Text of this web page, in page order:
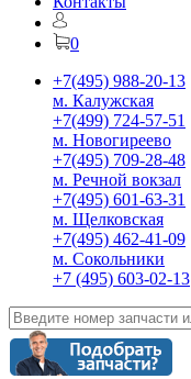
0
+7(495) 988-20-13
м. Калужская
+7(499) 724-57-51
м. Новогиреево
+7(495) 709-28-48
м. Речной вокзал
+7(495) 601-63-31
м. Щелковская
+7(495) 462-41-09
м. Сокольники
+7 (495) 603-02-13